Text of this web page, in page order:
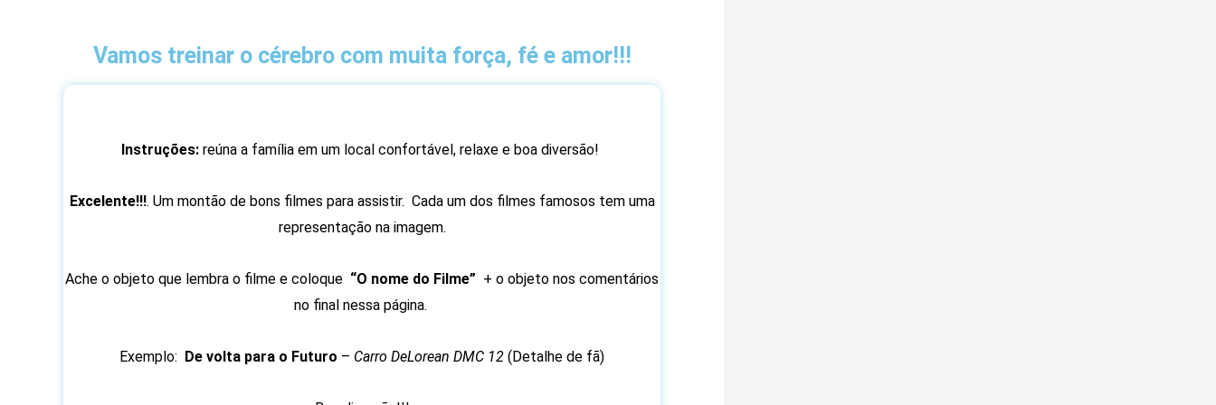
Vamos treinar o cérebro com muita força, fé e amor!!!
Instruções: reúna a família em um local confortável, relaxe e boa diversão!
Excelente!!!. Um montão de bons filmes para assistir. Cada um dos filmes famosos tem uma
representação na imagem.
Ache o objeto que lembra o filme e coloque “O nome do Filme” + o objeto nos comentários
no final nessa página.
Exemplo: De volta para o Futuro – Carro DeLorean DMC 12 (Detalhe de fã)